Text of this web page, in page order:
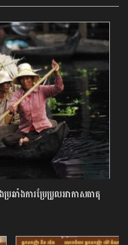
រឆាំងការប្រែប្រួលអាកាសធាតុ